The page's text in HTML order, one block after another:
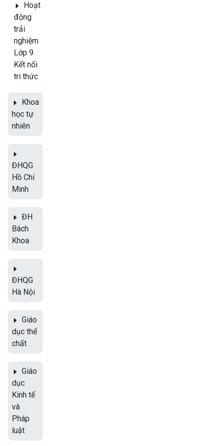
Hoạt
động
trải
nghiệm
Lớp 9
Kết nối
tri thức
Khoa
học tự
nhiên
ĐHQG
Hồ Chí
Minh
ĐH
Bách
Khoa
ĐHQG
Hà Nội
Giáo
dục thể
chất
Giáo
dục
Kinh tế
và
Pháp
luật